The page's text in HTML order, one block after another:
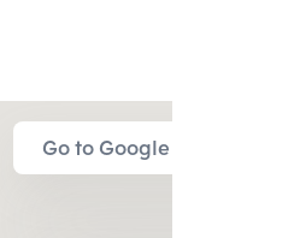
Go to Google Map